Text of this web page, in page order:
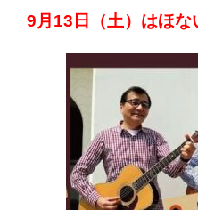
9月13日（土）はほな